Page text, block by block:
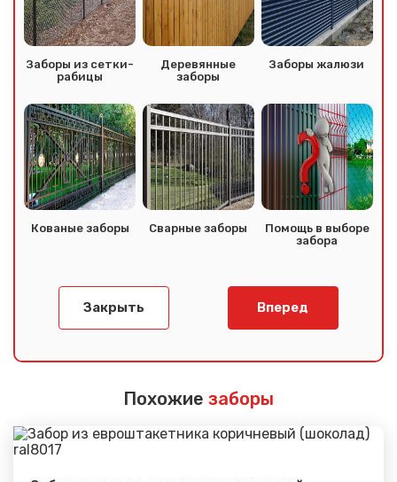
Заборы из сетки-
рабицы
Деревянные
заборы
Заборы жалюзи
Кованые заборы Сварные заборы
Помощь в выборе
забора
Закрыть Вперед
Похожие заборы